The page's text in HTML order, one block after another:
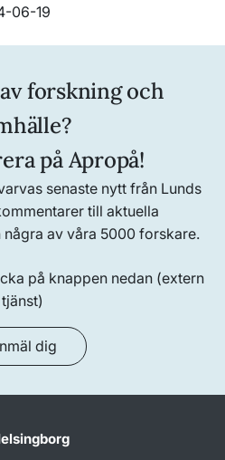
06-19
forskning och
på Apropå!
senaste nytt från Lunds
till aktuella
av våra 5000 forskare.
på knappen nedan (extern
tjänst)
dig